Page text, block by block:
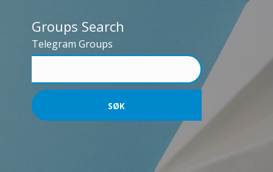
Groups Search
Telegram Groups